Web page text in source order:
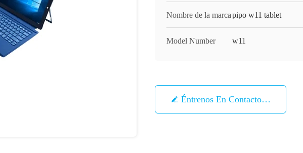
Nombre de la marcapipo w11 tablet
Model Number w11
Éntrenos En Contacto Con